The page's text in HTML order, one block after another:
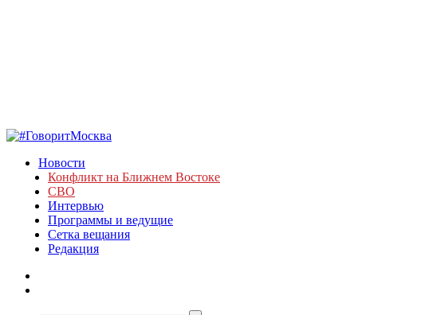
Новости
Конфликт на Ближнем Востоке
СВО
Интервью
Программы и ведущие
Сетка вещания
Редакция